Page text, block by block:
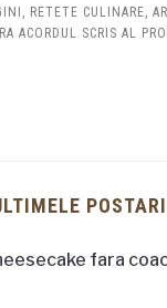
RETETE CULINARE,
ACORDUL SCRIS AL
POSTARI
fara